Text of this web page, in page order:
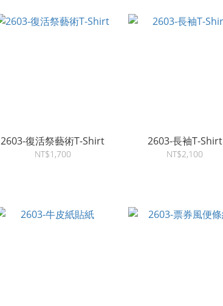
2603-復活祭藝術T-Shirt
NT$1,700
2603-長袖T-Shirt
NT$2,100